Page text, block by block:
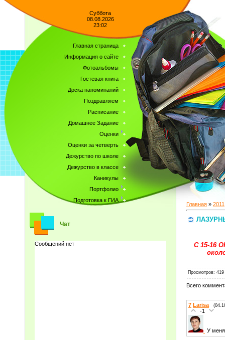
Суббота
08.08.2026
23:02
Главная страница
Информация о сайте
Фотоальбомы
Гостевая книга
Доска напоминаний
Поздравляем
Расписание
Домашнее Задание
Оценки
Оценки за четверть
Дежурство по школе
Дежурство в классе
Каникулы
Портфолио
Подготовка к ГИА
Чат
Главная » 2011
С 15-16
Просмотров:
Всего
7 Larisa
-1
У меня